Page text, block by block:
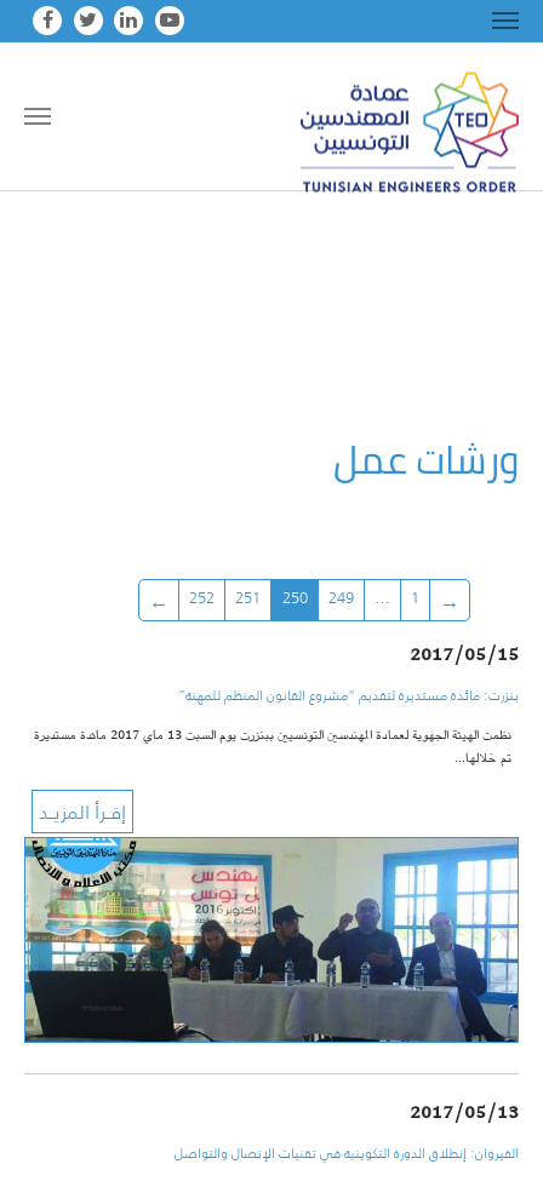
ورشات عمل
1
…
249
250
251
252
2017/05/15
بنزرت: مائدة مستديرة لتقديم “مشروع القانون المنظم للمهنة”
نظمت الهيئة الجهوية لعمادة المهندسين التونسيين ببنزرت يوم السبت 13 ماي 2017 مائدة مستديرة
تم خلالها…
2017/05/13
القيروان: إنطلاق الدورة التكوينية في تقنيات الإتصال والتواصل